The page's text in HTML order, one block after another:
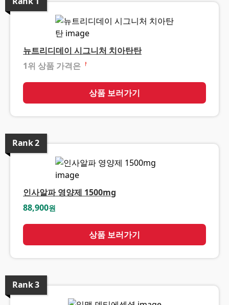
뉴트리디데이 시그니처 치아탄탄
1위 상품 가격은 ❓
상품 보러가기
Rank2
인사알파 영양제 1500mg
88,900원
상품 보러가기
Rank3